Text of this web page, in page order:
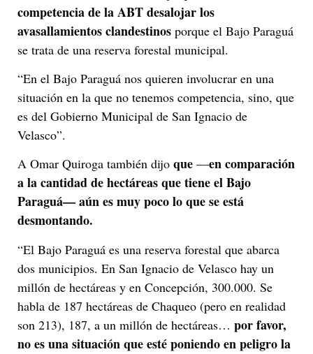
competencia de la ABT desalojar los
avasallamientos clandestinos porque el Bajo Paraguá
se trata de una reserva forestal municipal.
“En el Bajo Paraguá nos quieren involucrar en una
situación en la que no tenemos competencia, sino, que
es del Gobierno Municipal de San Ignacio de
Velasco”.
A Omar Quiroga también dijo que —en comparación
a la cantidad de hectáreas que tiene el Bajo
Paraguá— aún es muy poco lo que se está
desmontando.
“El Bajo Paraguá es una reserva forestal que abarca
dos municipios. En San Ignacio de Velasco hay un
millón de hectáreas y en Concepción, 300.000. Se
habla de 187 hectáreas de Chaqueo (pero en realidad
son 213), 187, a un millón de hectáreas… por favor,
no es una situación que esté poniendo en peligro la